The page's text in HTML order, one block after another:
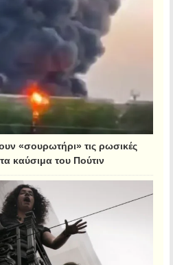
«σουρωτήρι» τις ρωσικές
καύσιμα του Πούτιν